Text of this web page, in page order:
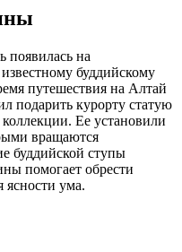
появилась на
буддийскому
путешествия на Алтай
подарить курорту статую
Ее установили
вращаются
буддийской ступы
помогает обрести
ума.